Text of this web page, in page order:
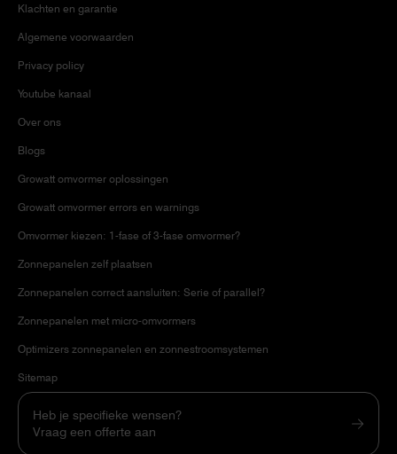
Klachten en garantie
Algemene voorwaarden
Privacy policy
Youtube kanaal
Over ons
Blogs
Growatt omvormer oplossingen
Growatt omvormer errors en warnings
Omvormer kiezen: 1-fase of 3-fase omvormer?
Zonnepanelen zelf plaatsen
Zonnepanelen correct aansluiten: Serie of parallel?
Zonnepanelen met micro-omvormers
Optimizers zonnepanelen en zonnestroomsystemen
Sitemap
Heb je specifieke wensen?
Vraag een offerte aan